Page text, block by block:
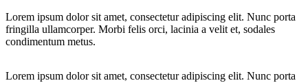
Lorem ipsum dolor sit amet, consectetur adipiscing elit. Nunc porta
fringilla ullamcorper. Morbi felis orci, lacinia a velit et, sodales
condimentum metus.
Lorem ipsum dolor sit amet, consectetur adipiscing elit. Nunc porta